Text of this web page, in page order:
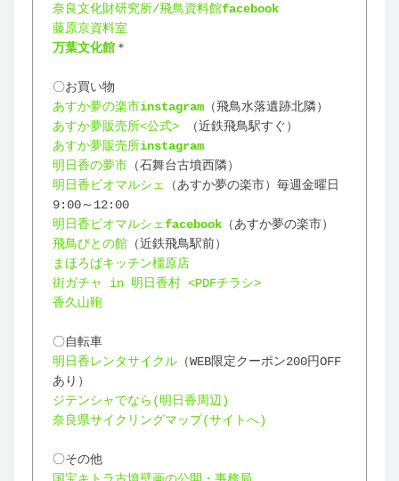
奈良文化財研究所/飛鳥資料館facebook
藤原京資料室
万葉文化館 ＊
〇お買い物
あすか夢の楽市instagram （飛鳥水落遺跡北隣）
あすか夢販売所<公式> （近鉄飛鳥駅すぐ）
あすか夢販売所instagram
明日香の夢市 （石舞台古墳西隣）
明日香ビオマルシェ
（あすか夢の楽市）毎週金曜日
9:00～12:00
明日香ビオマルシェfacebook （あすか夢の楽市）
飛鳥びとの館 （近鉄飛鳥駅前）
まほろばキッチン橿原店
街ガチャ in 明日香村 <PDFチラシ>
香久山鞄
〇自転車
明日香レンタサイクル （WEB限定クーポン200円OFF
あり）
ジテンシャでなら(明日香周辺)
奈良県サイクリングマップ(サイトへ)
〇その他